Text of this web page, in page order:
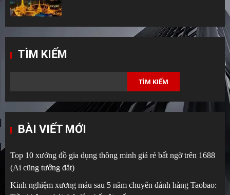
TÌM KIẾM
TÌM KIẾM
BÀI VIẾT MỚI
Top 10 xưởng đồ gia dụng thông minh giá rẻ bất ngờ trên 1688
(Ai cũng tưởng đắt)
Kinh nghiệm xương máu sau 5 năm chuyên đánh hàng Taobao: